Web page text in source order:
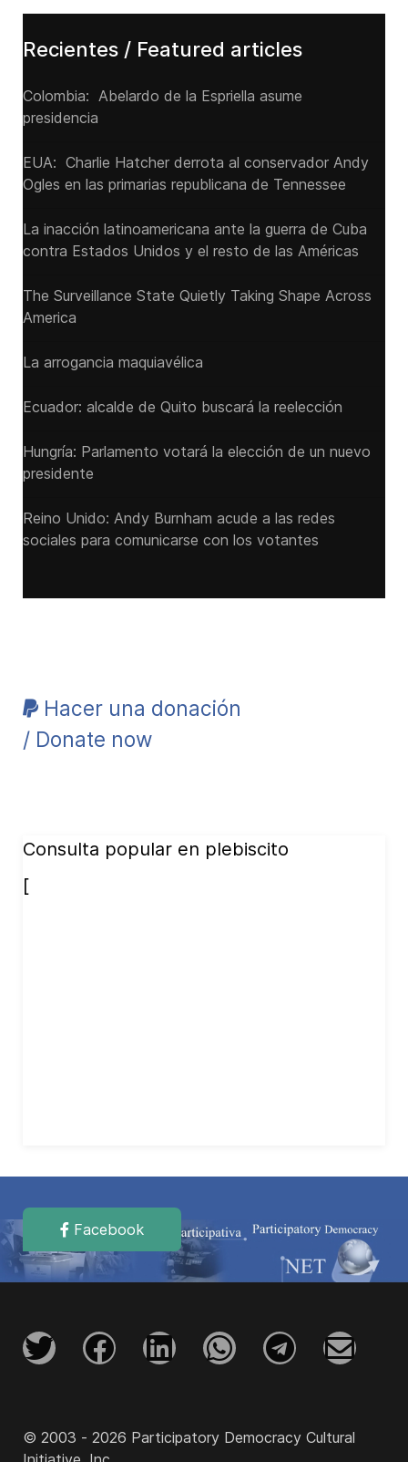
Recientes / Featured articles
Colombia: Abelardo de la Espriella asume
presidencia
EUA: Charlie Hatcher derrota al conservador Andy
Ogles en las primarias republicana de Tennessee
La inacción latinoamericana ante la guerra de Cuba
contra Estados Unidos y el resto de las Américas
The Surveillance State Quietly Taking Shape Across
America
La arrogancia maquiavélica
Ecuador: alcalde de Quito buscará la reelección
Hungría: Parlamento votará la elección de un nuevo
presidente
Reino Unido: Andy ‌Burnham acude a las redes
sociales para comunicarse con los votantes
Hacer una donación
/ Donate now
Consulta popular en plebiscito
[
Facebook
© 2003 - 2026 Participatory Democracy Cultural